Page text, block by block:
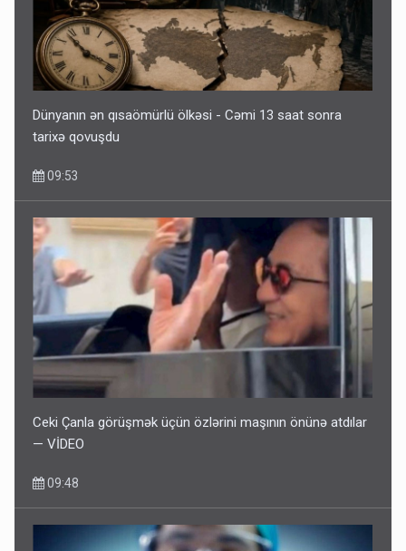
Dünyanın ən qısaömürlü ölkəsi - Cəmi 13 saat sonra
tarixə qovuşdu
09:53
Ceki Çanla görüşmək üçün özlərini maşının önünə atdılar
— VİDEO
09:48